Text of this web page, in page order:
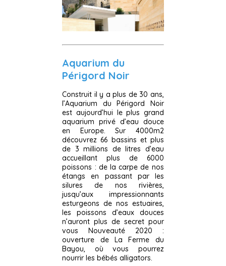
Aquarium du
Périgord Noir
Construit il y a plus de 30 ans,
l’Aquarium du Périgord Noir
est aujourd’hui le plus grand
aquarium privé d’eau douce
en Europe. Sur 4000m2
découvrez 66 bassins et plus
de 3 millions de litres d’eau
accueillant plus de 6000
poissons : de la carpe de nos
étangs en passant par les
silures de nos rivières,
jusqu’aux impressionnants
esturgeons de nos estuaires,
les poissons d’eaux douces
n’auront plus de secret pour
vous Nouveauté 2020 :
ouverture de La Ferme du
Bayou, où vous pourrez
nourrir les bébés alligators.